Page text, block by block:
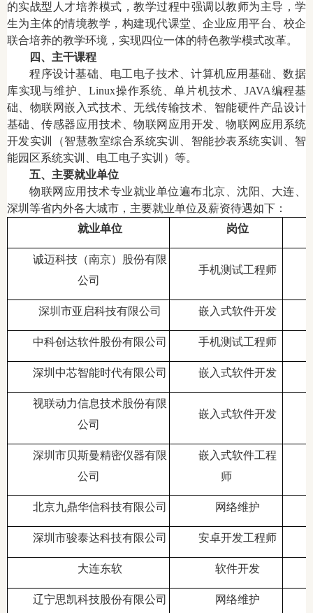
的实战型人才培养模式，教学过程中强调以教师为主导，学
生为主体的情境教学，构建现代课堂、企业应用平台、校企
联合培养的教学环境，实现四位一体的特色教学模式改革。
四、主干课程
程序设计基础、电工电子技术、计算机应用基础、数据
库实现与维护、Linux操作系统、单片机技术、JAVA编程基
础、物联网嵌入式技术、无线传输技术、智能硬件产品设计
基础、传感器应用技术、物联网应用开发、物联网应用系统
开发实训（智慧教室综合系统实训、智能抄表系统实训、智
能园区系统实训、电工电子实训）等。
五、主要就业单位
物联网应用技术专业就业单位遍布北京、沈阳、大连、
深圳等省内外各大城市，主要就业单位及薪资待遇如下：
就业单位
岗位
诚迈科技（南京）股份有限
公司
手机测试工程师
深圳市亚启科技有限公司 嵌入式软件开发
中科创达软件股份有限公司 手机测试工程师
深圳中芯智能时代有限公司 嵌入式软件开发
视联动力信息技术股份有限
公司
嵌入式软件开发
深圳市贝斯曼精密仪器有限
公司
嵌入式软件工程
师
北京九鼎华信科技有限公司 网络维护
深圳市骏泰达科技有限公司 安卓开发工程师
大连东软 软件开发
辽宁思凯科技股份有限公司 网络维护